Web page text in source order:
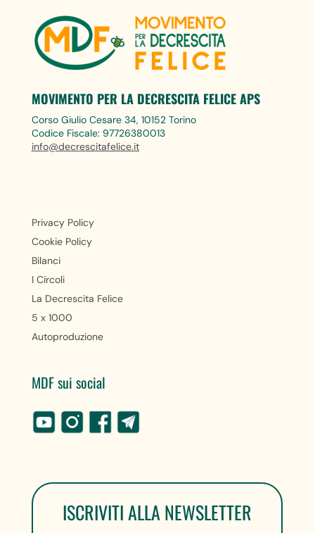
MOVIMENTO PER LA DECRESCITA FELICE APS
Corso Giulio Cesare 34, 10152 Torino
Codice Fiscale: 97726380013
info@decrescitafelice.it
Privacy Policy
Cookie Policy
Bilanci
I Circoli
La Decrescita Felice
5 x 1000
Autoproduzione
MDF sui social
ISCRIVITI ALLA NEWSLETTER